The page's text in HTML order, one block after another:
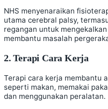
NHS menyenaraikan
utama cerebral palsy,
regangan untuk
membantu masalah
2. Terapi Cara Kerja
Terapi cara kerja membantu
seperti makan, memakai
dan menggunakan peralatan.